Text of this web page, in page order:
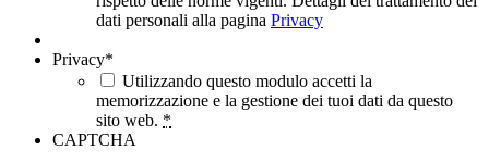
dati personali alla pagina Privacy
Privacy*
Utilizzando questo modulo accetti la
memorizzazione e la gestione dei tuoi dati da questo
sito web. *
CAPTCHA